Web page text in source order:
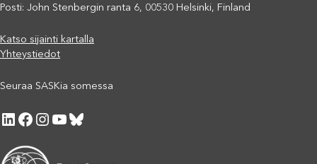
Posti: John Stenbergin ranta 6, 00530 Helsinki, Finland
Katso sijainti kartalla
Yhteystiedot
Seuraa SASKia somessa
LinkedIn Facebook Instagram YouTube Bluesky